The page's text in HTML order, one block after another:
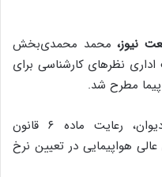
نیوز،محمد محمدی‌بخش
اداری نظرهای کارشناسی برای
مطرح شد.
وی افزود:‌پیشنهاد ارائه شده به دیوان، رعایت ماده ۶ قانون
هواپیمایی در تعیین نرخ